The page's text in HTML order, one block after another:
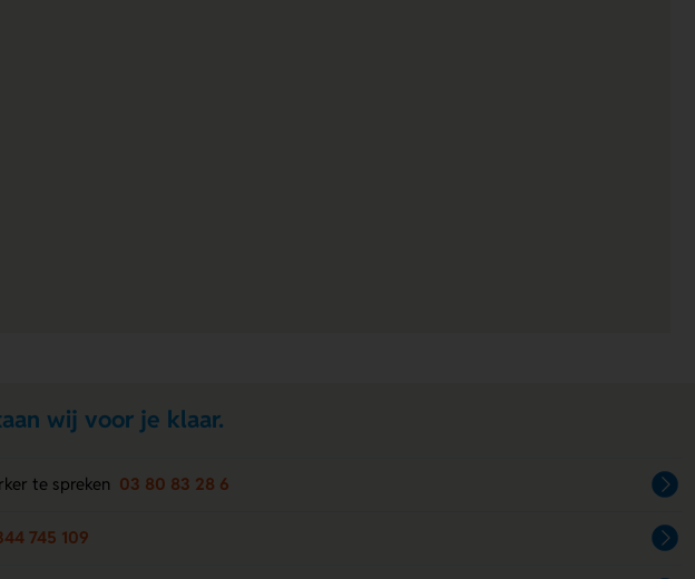
wij voor je klaar.
te spreken 03 80 83 28 6
745 109